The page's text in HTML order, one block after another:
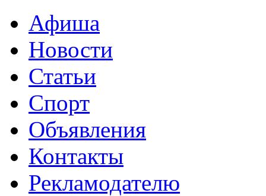
Афиша
Новости
Статьи
Спорт
Объявления
Контакты
Рекламодателю